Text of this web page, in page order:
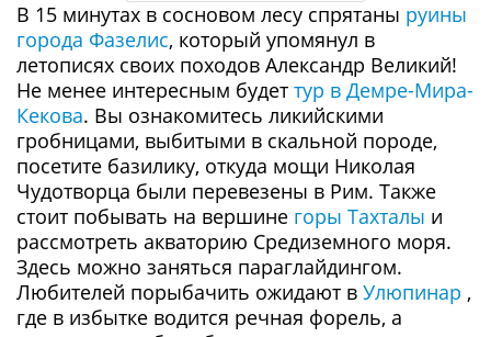
В 15 минутах в сосновом лесу спрятаны руины
города Фазелис, который упомянул в
летописях своих походов Александр Великий!
Не менее интересным будет тур в Демре-Мира-
Кекова. Вы ознакомитесь ликийскими
гробницами, выбитыми в скальной породе,
посетите базилику, откуда мощи Николая
Чудотворца были перевезены в Рим. Также
стоит побывать на вершине горы Тахталы и
рассмотреть акваторию Средиземного моря.
Здесь можно заняться параглайдингом.
Любителей порыбачить ожидают в Улюпинар ,
где в избытке водится речная форель, а